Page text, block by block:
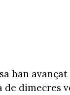
han
de dimecres